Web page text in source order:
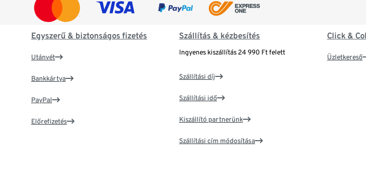
Egyszerű & biztonságos fizetés
Utánvét
Bankkártya
PayPal
Előrefizetés
Szállítás & kézbesítés
Ingyenes kiszállítás 24 990 Ft felett
Szállítási díj
Szállítási idő
Kiszállító partnerünk
Szállítási cím módosítása
Click &
Üzletkereső